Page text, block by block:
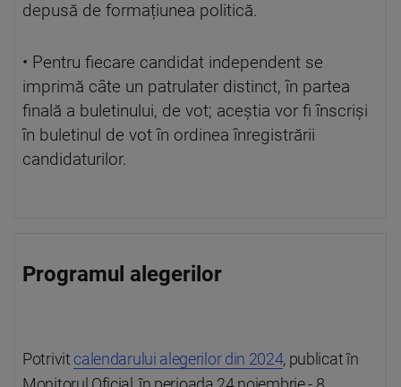
depusă de formațiunea politică.
• Pentru fiecare candidat independent se
imprimă câte un patrulater distinct, în partea
finală a buletinului, de vot; aceștia vor fi înscriși
în buletinul de vot în ordinea înregistrării
candidaturilor.
Programul alegerilor
Potrivit calendarului alegerilor din 2024, publicat în